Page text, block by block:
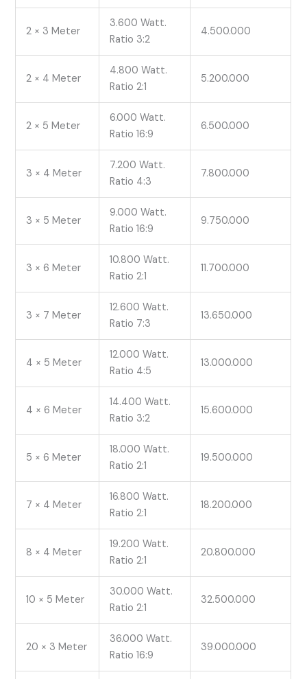
2 × 3 Meter
3.600 Watt.
Ratio 3:2
4.500.000
2 × 4 Meter
4.800 Watt.
Ratio 2:1
5.200.000
2 × 5 Meter
6.000 Watt.
Ratio 16:9
6.500.000
3 × 4 Meter
7.200 Watt.
Ratio 4:3
7.800.000
3 × 5 Meter
9.000 Watt.
Ratio 16:9
9.750.000
3 × 6 Meter
10.800 Watt.
Ratio 2:1
11.700.000
3 × 7 Meter
12.600 Watt.
Ratio 7:3
13.650.000
4 × 5 Meter
12.000 Watt.
Ratio 4:5
13.000.000
4 × 6 Meter
14.400 Watt.
Ratio 3:2
15.600.000
5 × 6 Meter
18.000 Watt.
Ratio 2:1
19.500.000
7 × 4 Meter
16.800 Watt.
Ratio 2:1
18.200.000
8 × 4 Meter
19.200 Watt.
Ratio 2:1
20.800.000
10 × 5 Meter
30.000 Watt.
Ratio 2:1
32.500.000
20 × 3 Meter
36.000 Watt.
Ratio 16:9
39.000.000